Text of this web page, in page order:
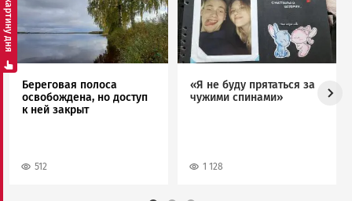
Береговая полоса
освобождена, но доступ
к ней закрыт
512
«Я не буду прятаться за
чужими спинами»
1 128